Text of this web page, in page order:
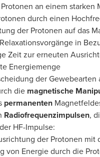
an einem starken
durch einen
der Protonen auf das
in
Zeit zur erneuten
Energiemenge
der
die magnetische
permanenten
Radiofrequenzimpulsen,
HF-Impulse:
der Protonen mit
von Energie durch die